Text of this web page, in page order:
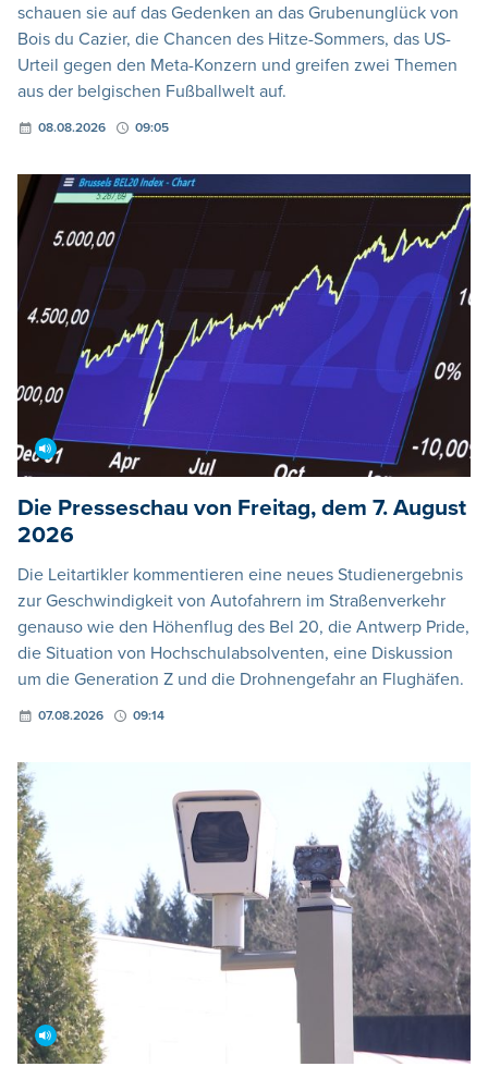
schauen sie auf das Gedenken an das Grubenunglück von
Bois du Cazier, die Chancen des Hitze-Sommers, das US-
Urteil gegen den Meta-Konzern und greifen zwei Themen
aus der belgischen Fußballwelt auf.
08.08.2026 09:05
Die Presseschau von Freitag, dem 7. August
2026
Die Leitartikler kommentieren eine neues Studienergebnis
zur Geschwindigkeit von Autofahrern im Straßenverkehr
genauso wie den Höhenflug des Bel 20, die Antwerp Pride,
die Situation von Hochschulabsolventen, eine Diskussion
um die Generation Z und die Drohnengefahr an Flughäfen.
07.08.2026 09:14